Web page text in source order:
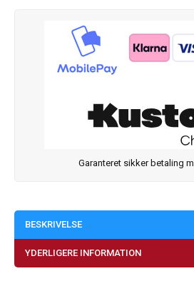
Garanteret sikker betaling
BESKRIVELSE
YDERLIGERE INFORMATION